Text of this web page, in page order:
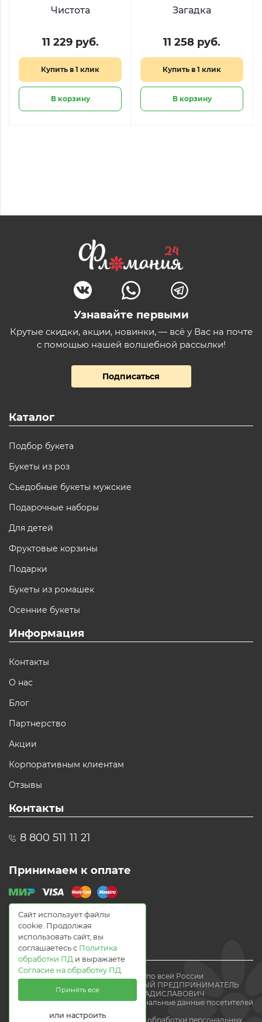
Чистота
11 229 руб.
Купить в 1 клик
В корзину
Загадка
11 258 руб.
Купить в 1 клик
В корзину
Узнавайте первыми
Крутые скидки, акции, новинки, — всё у Вас на почте
с помощью нашей волшебной рассылки!
Подписаться
Каталог
Подбор букета
Букеты из роз
Съедобные букеты мужские
Подарочные наборы
Для детей
Фруктовые корзины
Подарки
Букеты из ромашек
Осенние букеты
Информация
Контакты
О нас
Блог
Партнерство
Акции
Корпоративным клиентам
Отзывы
Контакты
8 800 511 11 21
Принимаем к оплате
© 2021 Доставка цветов по всей России
Flomania24.ru ИНДИВИДУАЛЬНЫЙ ПРЕДПРИНИМАТЕЛЬ
ВОЛЕВАЧ ЕВГЕНИЙ ВЛАДИСЛАВОВИЧ
Мы получаем и обрабатываем персональные данные посетителей
сайта в соответствии сполитикой обработки персональных
Сайт использует файлы
cookie. Продолжая
использовать сайт, вы
соглашаетесь с Политика
обработки ПД и выражаете
Согласие на обработку ПД
Принять все
или настроить